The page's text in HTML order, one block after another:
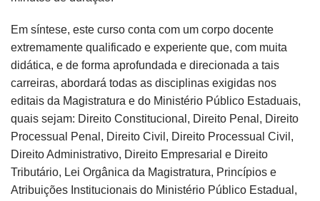
Em síntese, este curso conta com um corpo docente
extremamente qualificado e experiente que, com muita
didática, e de forma aprofundada e direcionada a tais
carreiras, abordará todas as disciplinas exigidas nos
editais da Magistratura e do Ministério Público Estaduais,
quais sejam: Direito Constitucional, Direito Penal, Direito
Processual Penal, Direito Civil, Direito Processual Civil,
Direito Administrativo, Direito Empresarial e Direito
Tributário, Lei Orgânica da Magistratura, Princípios e
Atribuições Institucionais do Ministério Público Estadual,